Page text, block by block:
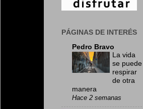
PÁGINAS DE INTERÉS
Pedro Bravo
La vida
se puede
respirar
de otra
manera
Hace 2 semanas